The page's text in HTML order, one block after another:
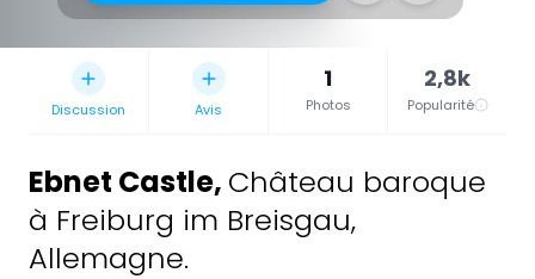
Discussion Avis
1
Photos
2,8k
Popularité
Ebnet Castle, Château baroque
à Freiburg im Breisgau,
Allemagne.